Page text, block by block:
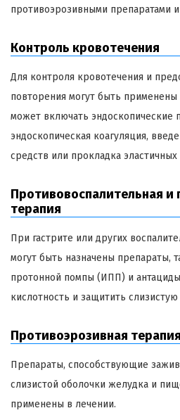
противоэрозивными препаратами
Контроль кровотечения
Для контроля кровотечения и
повторения могут быть
может включать эндоскопические
эндоскопическая коагуляция,
средств или прокладка
Противовоспалительная и
терапия
При гастрите или других
могут быть назначены препараты,
протонной помпы (ИПП) и
кислотность и защитить слизистую
Противоэрозивная терапия
Препараты, способствующие
слизистой оболочки желудка и
применены в лечении.